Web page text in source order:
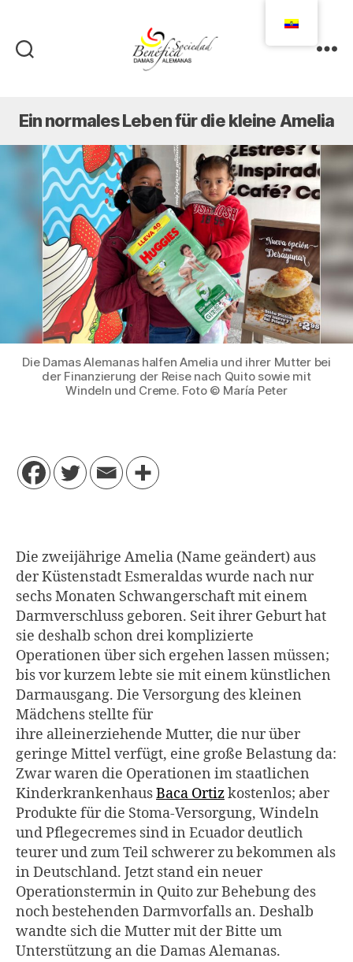
Ecuador
Ein normales Leben für die kleine Amelia
Die Damas Alemanas halfen Amelia und ihrer Mutter bei
der Finanzierung der Reise nach Quito sowie mit
Windeln und Creme. Foto © María Peter
Die zweijährige Amelia (Name geändert) aus
der Küstenstadt Esmeraldas wurde nach nur
sechs Monaten Schwangerschaft mit einem
Darmverschluss geboren. Seit ihrer Geburt hat
sie deshalb schon drei komplizierte
Operationen über sich ergehen lassen müssen;
bis vor kurzem lebte sie mit einem künstlichen
Darmausgang. Die Versorgung des kleinen
Mädchens stellte für
ihre alleinerziehende Mutter, die nur über
geringe Mittel verfügt, eine große Belastung da:
Zwar waren die Operationen im staatlichen
KinderkrankenhausBaca Ortizkostenlos; aber
Produkte für die Stoma-Versorgung, Windeln
und Pflegecremes sind in Ecuador deutlich
teurer und zum Teil schwerer zu bekommen als
in Deutschland. Jetzt stand ein neuer
Operationstermin in Quito zur Behebung des
noch bestehenden Darmvorfalls an. Deshalb
wandte sich die Mutter mit der Bitte um
Unterstützung an die Damas Alemanas.